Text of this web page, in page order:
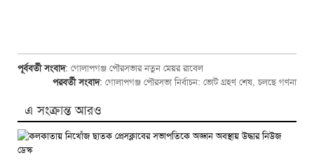
পূর্ববর্তী সংবাদ: গোলাপগঞ্জ পৌরসভার নতুন মেয়র রাবেল
পরবর্তী সংবাদ: গোলাপগঞ্জ পৌরসভা নির্বাচন: ভোট গ্রহণ শেষ, চলছে গণনা
এ সংক্রান্ত আরও